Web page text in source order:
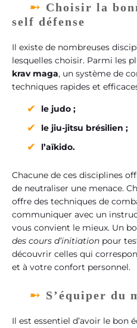
Choisir la
self défense
Il existe de nombreuses
lesquelles choisir. Parmi les
krav maga, un système de
techniques rapides et
le judo ;
le jiu-jitsu brésilien ;
l’aïkido.
Chacune de ces disciplines
de neutraliser une menace.
offre des techniques de
communiquer avec un
vous convient le mieux. Un
des cours d’initiation pour
découvrir celles qui
et à votre confort personnel.
S’équiper du
Il est essentiel d’avoir le bon